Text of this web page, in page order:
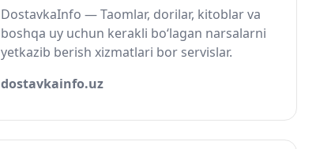
DostavkaInfo — Taomlar, dorilar, kitoblar va
boshqa uy uchun kerakli bo‘lagan narsalarni
yetkazib berish xizmatlari bor servislar.
dostavkainfo.uz